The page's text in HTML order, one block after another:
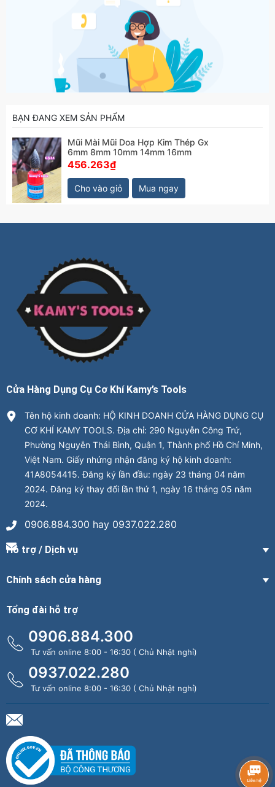
BẠN ĐANG XEM SẢN PHẨM
Mũi Mài Mũi Doa Hợp Kim Thép Gx
6mm 8mm 10mm 14mm 16mm
456.263₫
Cho vào giỏ Mua ngay
Cửa Hàng Dụng Cụ Cơ Khí Kamy’s Tools
Tên hộ kinh doanh: HỘ KINH DOANH CỬA HÀNG DỤNG CỤ
CƠ KHÍ KAMY TOOLS. Địa chỉ: 290 Nguyễn Công Trứ,
Phường Nguyễn Thái Bình, Quận 1, Thành phố Hồ Chí Minh,
Việt Nam. Giấy nhứng nhận đăng ký hộ kinh doanh:
41A8054415. Đăng ký lần đầu: ngày 23 tháng 04 năm
2024. Đăng ký thay đổi lần thứ 1, ngày 16 tháng 05 năm
2024.
0906.884.300 hay 0937.022.280
Hỗ trợ / Dịch vụ
Chính sách cửa hàng
Tổng đài hỗ trợ
0906.884.300
Tư vấn online 8:00 - 16:30 ( Chủ Nhật nghỉ)
0937.022.280
Tư vấn online 8:00 - 16:30 ( Chủ Nhật nghỉ)